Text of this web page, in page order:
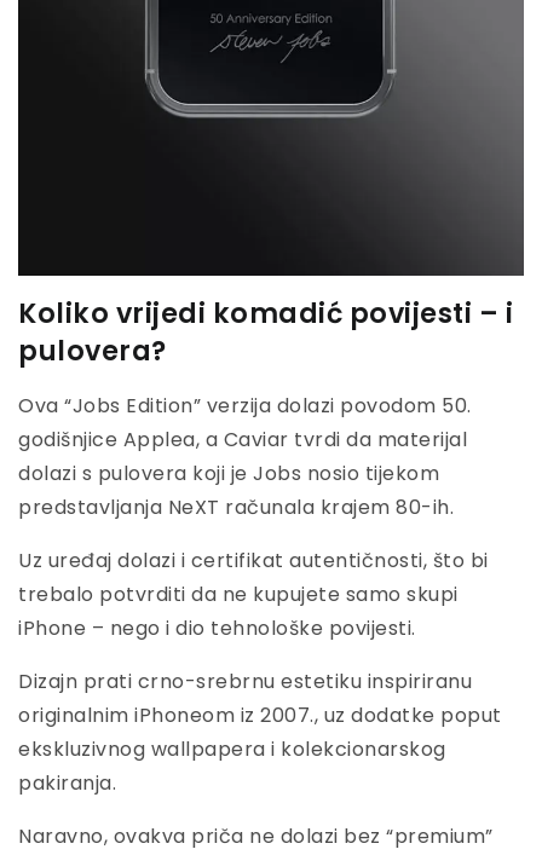
Koliko vrijedi komadić povijesti – i
pulovera?
Ova “Jobs Edition” verzija dolazi povodom 50.
godišnjice Applea, a Caviar tvrdi da materijal
dolazi s pulovera koji je Jobs nosio tijekom
predstavljanja NeXT računala krajem 80-ih.
Uz uređaj dolazi i certifikat autentičnosti, što bi
trebalo potvrditi da ne kupujete samo skupi
iPhone – nego i dio tehnološke povijesti.
Dizajn prati crno-srebrnu estetiku inspiriranu
originalnim iPhoneom iz 2007., uz dodatke poput
ekskluzivnog wallpapera i kolekcionarskog
pakiranja.
Naravno, ovakva priča ne dolazi bez “premium”